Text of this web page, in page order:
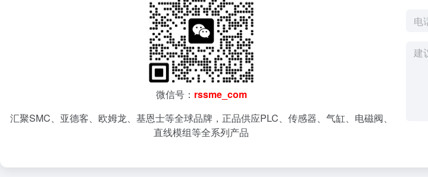
微信号： rssme_com
汇聚SMC、亚德客、欧姆龙、基恩士等全球品牌，正品供应PLC、传感器、气缸、电磁阀、
直线模组等全系列产品